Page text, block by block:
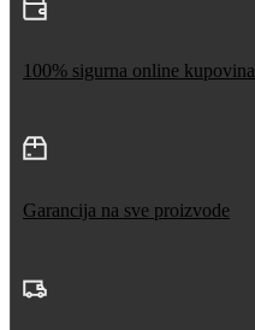
100% sigurna online kupovina
Garancija na sve proizvode